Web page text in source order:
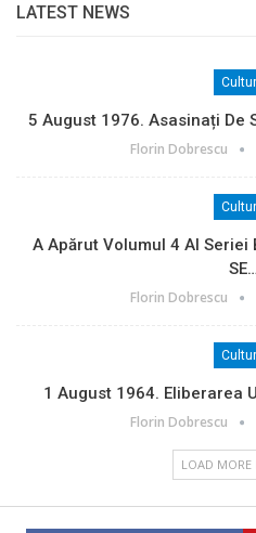
LATEST NEWS
5 August 1976. Asasinați De
Florin Dobrescu
A Apărut Volumul 4 Al Seriei
SE…
Florin Dobrescu
1 August 1964. Eliberarea
Florin Dobrescu
LOAD MORE